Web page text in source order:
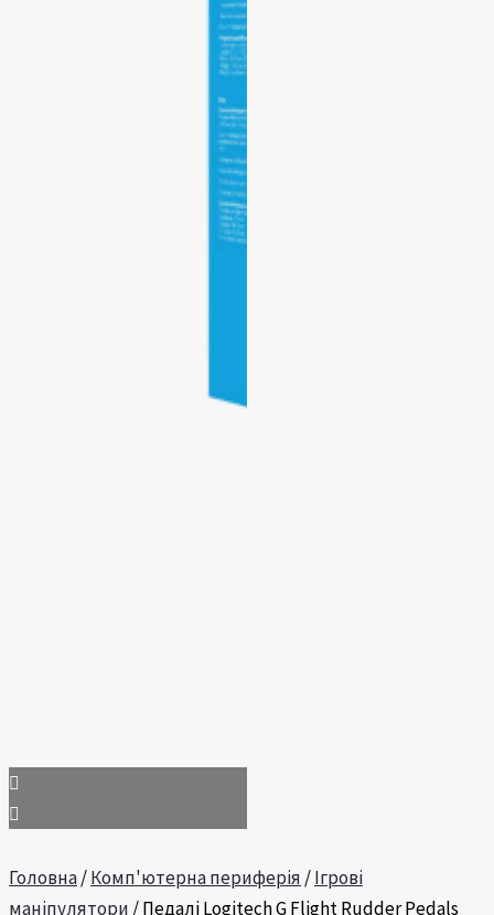
Головна/Комп'ютерна периферія /Ігрові
маніпулятори / Педалі Logitech G Flight Rudder Pedals